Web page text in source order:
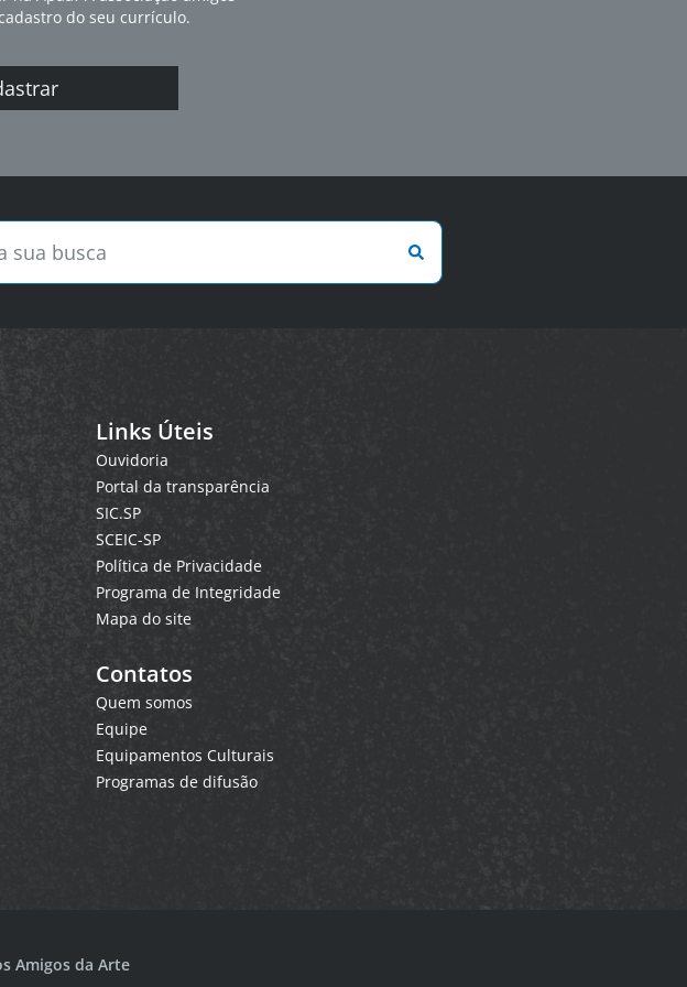
do seu currículo.
Links Úteis
Ouvidoria
Portal da transparência
SIC.SP
SCEIC-SP
Política de Privacidade
Programa de Integridade
Mapa do site
Contatos
Quem somos
Equipe
Equipamentos Culturais
Programas de difusão
Amigos da Arte